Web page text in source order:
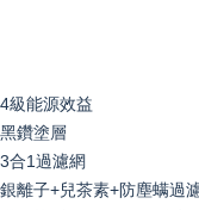
4級能源效益
黑鑽塗層
3合1過濾網
銀離子+兒茶素+防塵螨過